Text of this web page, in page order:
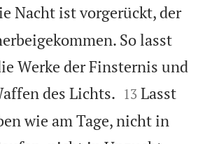
Nacht ist vorgerückt, der
So lasst
Werke der Finsternis und
des Lichts. 

13 Lasst
wie am Tage, nicht in